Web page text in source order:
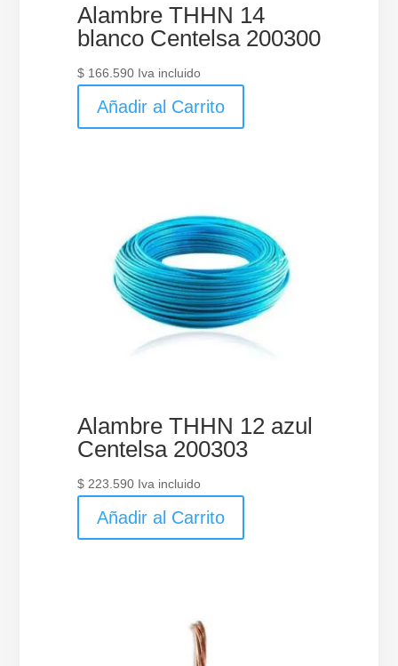
Alambre THHN 14
blanco Centelsa 200300
$166.590 Iva incluido
Añadir al Carrito
Alambre THHN 12 azul
Centelsa 200303
$223.590 Iva incluido
Añadir al Carrito